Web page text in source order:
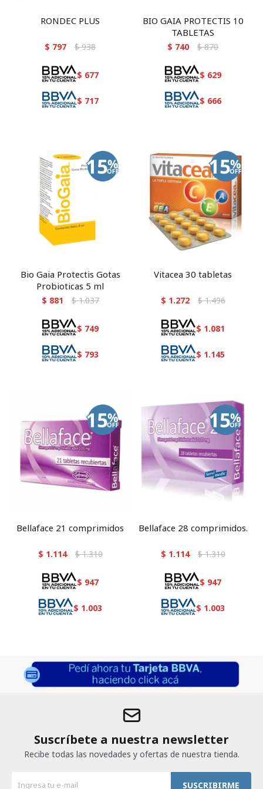
RONDEC PLUS
$ 797 $ 938
$ 677
$ 717
BIO GAIA PROTECTIS 10
TABLETAS
$ 740 $ 870
$ 629
$ 666
Bio Gaia Protectis Gotas
Probioticas 5 ml
$ 881 $ 1.037
$ 749
$ 793
Vitacea 30 tabletas
$ 1.272 $ 1.496
$ 1.081
$ 1.145
Bellaface 21 comprimidos
$ 1.114 $ 1.310
$ 947
$ 1.003
Bellaface 28 comprimidos.
$ 1.114 $ 1.310
$ 947
$ 1.003
Suscríbete a nuestra newsletter
Recibe todas las novedades y ofertas de nuestra tienda.
SUSCRIBIRME